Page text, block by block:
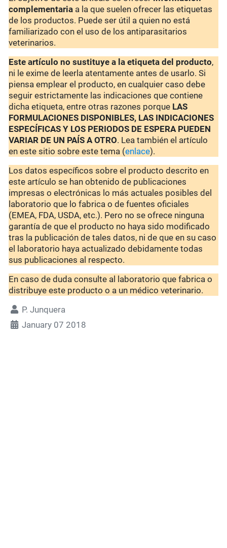
complementaria a la que suelen ofrecer las etiquetas
de los productos. Puede ser útil a quien no está
familiarizado con el uso de los antiparasitarios
veterinarios.
Este artículo no sustituye a la etiqueta del producto,
ni le exime de leerla atentamente antes de usarlo. Si
piensa emplear el producto, en cualquier caso debe
seguir estrictamente las indicaciones que contiene
dicha etiqueta, entre otras razones porque LAS
FORMULACIONES DISPONIBLES, LAS INDICACIONES
ESPECÍFICAS Y LOS PERIODOS DE ESPERA PUEDEN
VARIAR DE UN PAÍS A OTRO. Lea también el artículo
en este sitio sobre este tema (enlace).
Los datos específicos sobre el producto descrito en
este artículo se han obtenido de publicaciones
impresas o electrónicas lo más actuales posibles del
laboratorio que lo fabrica o de fuentes oficiales
(EMEA, FDA, USDA, etc.). Pero no se ofrece ninguna
garantía de que el producto no haya sido modificado
tras la publicación de tales datos, ni de que en su caso
el laboratorio haya actualizado debidamente todas
sus publicaciones al respecto.
En caso de duda consulte al laboratorio que fabrica o
distribuye este producto o a un médico veterinario.
P. Junquera
January 07 2018